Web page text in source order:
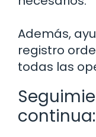
Además,
registro
todas las
continua: